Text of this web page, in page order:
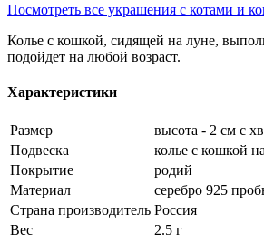
Посмотреть все украшения с котами и
Колье с кошкой, сидящей на луне,
подойдет на любой возраст.
Характеристики
Размер
высота - 2 см с
Подвеска
колье с кошкой
Покрытие
родий
Материал
серебро 925
Страна производитель Россия
Вес
2.5 г